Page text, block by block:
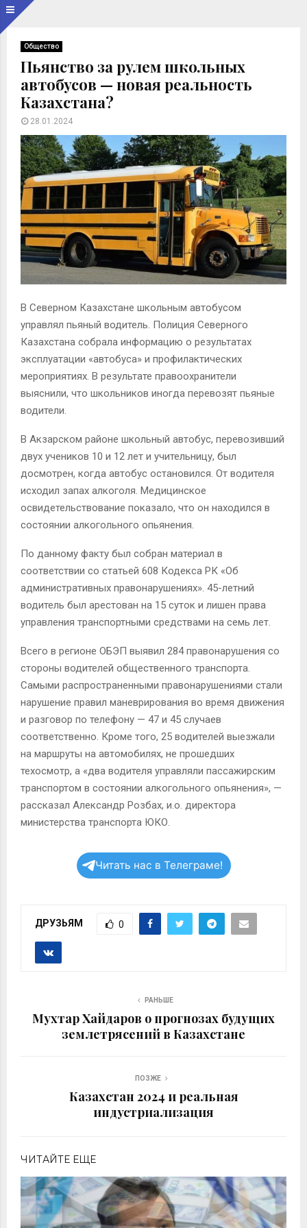
Общество
Пьянство за рулем школьных
автобусов — новая реальность
Казахстана?
28.01.2024
В Северном Казахстане школьным автобусом
управлял пьяный водитель. Полиция Северного
Казахстана собрала информацию о результатах
эксплуатации «автобуса» и профилактических
мероприятиях. В результате правоохранители
выяснили, что школьников иногда перевозят пьяные
водители.
В Акзарском районе школьный автобус, перевозивший
двух учеников 10 и 12 лет и учительницу, был
досмотрен, когда автобус остановился. От водителя
исходил запах алкоголя. Медицинское
освидетельствование показало, что он находился в
состоянии алкогольного опьянения.
По данному факту был собран материал в
соответствии со статьей 608 Кодекса РК «Об
административных правонарушениях». 45-летний
водитель был арестован на 15 суток и лишен права
управления транспортными средствами на семь лет.
Всего в регионе ОБЭП выявил 284 правонарушения со
стороны водителей общественного транспорта.
Самыми распространенными правонарушениями стали
нарушение правил маневрирования во время движения
и разговор по телефону — 47 и 45 случаев
соответственно. Кроме того, 25 водителей выезжали
на маршруты на автомобилях, не прошедших
техосмотр, а «два водителя управляли пассажирским
транспортом в состоянии алкогольного опьянения», —
рассказал Александр Розбах, и.о. директора
министерства транспорта ЮКО.
Читать нас в Телеграме!
ДРУЗЬЯМ 0
РАНЬШЕ
Мухтар Хайдаров о прогнозах будущих
землетрясений в Казахстане
ПОЗЖЕ
Казахстан 2024 и реальная
индустриализация
ЧИТАЙТЕ ЕЩЕ